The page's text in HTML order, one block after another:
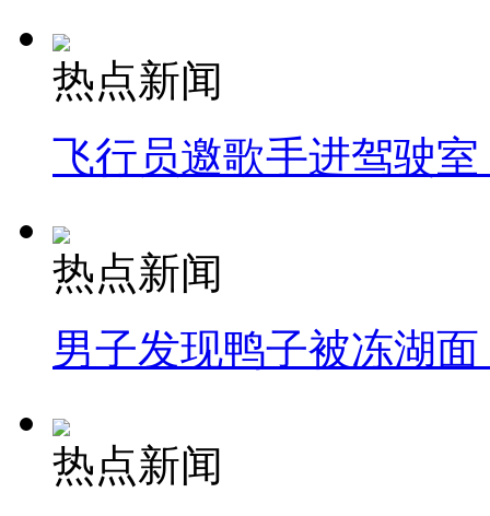
热点新闻
飞行员邀歌手进驾驶
热点新闻
男子发现鸭子被冻湖
热点新闻